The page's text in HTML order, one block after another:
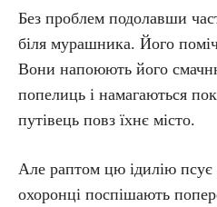
Без проблем подолавши
біля мурашника. Його
Вони напоюють його
попелиць і намагаються
путівець повз їхнє місто.
Але раптом цю ідилію
охоронці поспішають